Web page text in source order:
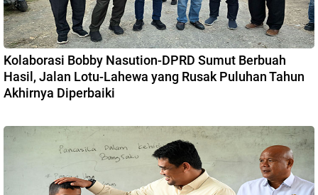
Kolaborasi Bobby Nasution-DPRD Sumut Berbuah
Hasil, Jalan Lotu-Lahewa yang Rusak Puluhan Tahun
Akhirnya Diperbaiki